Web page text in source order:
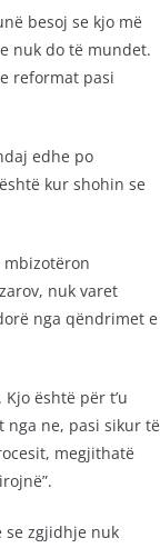
besoj se kjo më
nuk do të mundet.
reformat pasi
edhe po
kur shohin se
mbizotëron
nuk varet
nga qëndrimet e
është për t’u
nga ne, pasi sikur të
megjithatë
se zgjidhje nuk